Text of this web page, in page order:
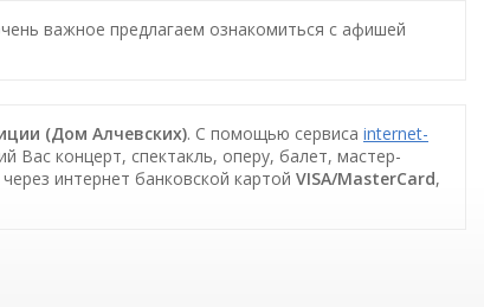
важное предлагаем ознакомиться с афишей
(Дом Алчевских). С помощью сервиса internet-
Вас концерт, спектакль, оперу, балет, мастер-
интернет банковской картой VISA/MasterCard,